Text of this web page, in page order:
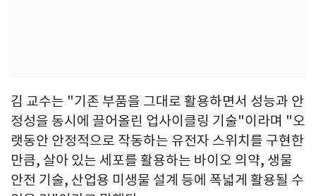
김 교수는 "기존 부품을 그대로 활용하면서 성능과 안
정성을 동시에 끌어올린 업사이클링 기술"이라며 "오
랫동안 안정적으로 작동하는 유전자 스위치를 구현한
만큼, 살아 있는 세포를 활용하는 바이오 의약, 생물
안전 기술, 산업용 미생물 설계 등에 폭넓게 활용될 수